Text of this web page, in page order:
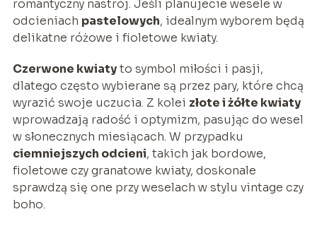
romantyczny nastrój. Jeśli planujecie wesele w
odcieniach pastelowych, idealnym wyborem będą
delikatne różowe i fioletowe kwiaty.
Czerwone kwiatyto symbol miłości i pasji,
dlatego często wybierane są przez pary, które chcą
wyrazić swoje uczucia. Z kolei złote i żółte kwiaty
wprowadzają radość i optymizm, pasując do wesel
w słonecznych miesiącach. W przypadku
ciemniejszych odcieni, takich jak bordowe,
fioletowe czy granatowe kwiaty, doskonale
sprawdzą się one przy weselach w stylu vintage czy
boho.